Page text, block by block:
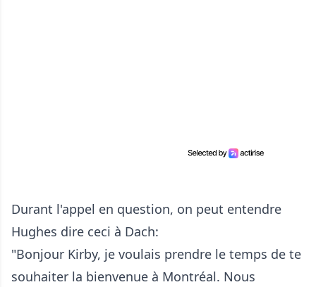
Durant l'appel en question, on peut entendre
Hughes dire ceci à Dach:
"Bonjour Kirby, je voulais prendre le temps de te
souhaiter la bienvenue à Montréal. Nous